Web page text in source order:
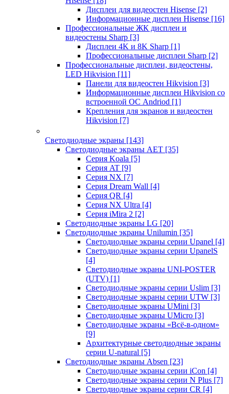
Дисплеи для видеостен Hisense [2]
Информационные дисплеи Hisense [16]
Профессиональные ЖК дисплеи и
видеостены Sharp [3]
Дисплеи 4K и 8K Sharp [1]
Профессиональные дисплеи Sharp [2]
Профессиональные дисплеи, видеостены,
LED Hikvision [11]
Панели для видеостен Hikvision [3]
Информационные дисплеи Hikvision со
встроенной ОС Andriod [1]
Крепления для экранов и видеостен
Hikvision [7]
Светодиодные экраны [143]
Светодиодные экраны AET [35]
Cерия Koala [5]
Серия AT [9]
Серия NX [7]
Серия Dream Wall [4]
Серия QR [4]
Серия NX Ultra [4]
Серия iMira 2 [2]
Светодиодные экраны LG [20]
Светодиодные экраны Unilumin [35]
Светодиодные экраны серии Upanel [4]
Светодиодные экраны серии UpanelS
[4]
Светодиодные экраны UNI-POSTER
(UTV) [1]
Светодиодные экраны серии Uslim [3]
Светодиодные экраны серии UTW [3]
Светодиодные экраны UMini [3]
Светодиодные экраны UMicro [3]
Светодиодные экраны «Всё-в-одном»
[9]
Архитектурные светодиодные экраны
серии U-natural [5]
Светодиодные экраны Absen [23]
Светодиодные экраны серии iCon [4]
Светодиодные экраны серии N Plus [7]
Светодиодные экраны серии CR [4]